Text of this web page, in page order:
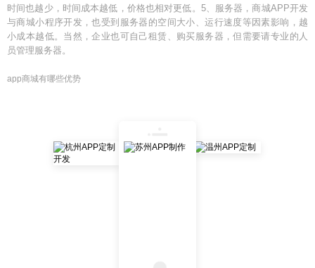
时间也越少，时间成本越低，价格也相对更低。5、服务器，商城APP开发
与商城小程序开发，也受到服务器的空间大小、运行速度等因素影响，越
小成本越低。当然，企业也可自己租赁、购买服务器，但需要请专业的人
员管理服务器。
app商城有哪些优势